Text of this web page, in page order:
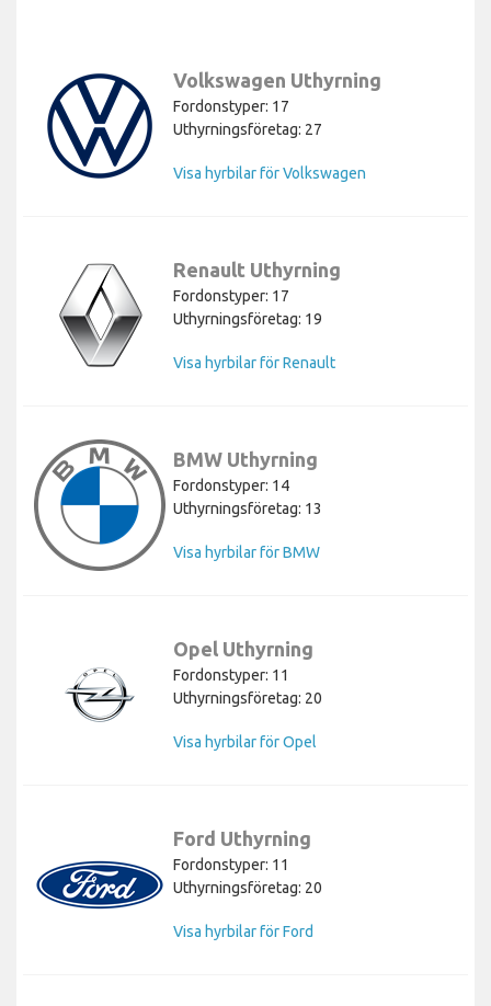
Volkswagen Uthyrning
Fordonstyper: 17
Uthyrningsföretag: 27
Visa hyrbilar för Volkswagen
Renault Uthyrning
Fordonstyper: 17
Uthyrningsföretag: 19
Visa hyrbilar för Renault
BMW Uthyrning
Fordonstyper: 14
Uthyrningsföretag: 13
Visa hyrbilar för BMW
Opel Uthyrning
Fordonstyper: 11
Uthyrningsföretag: 20
Visa hyrbilar för Opel
Ford Uthyrning
Fordonstyper: 11
Uthyrningsföretag: 20
Visa hyrbilar för Ford